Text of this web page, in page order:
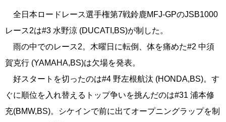
全日本ロードレース選手権第7戦鈴鹿MFJ-GPのJSB1000
レース2は#3 水野涼 (DUCATI,BS)が制した。
雨の中でのレース2。木曜日に転倒、体を痛めた#2 中須
賀克行 (YAMAHA,BS)は欠場を発表。
好スタートを切ったのは#4 野左根航汰 (HONDA,BS)。す
ぐに順位を入れ替えるトップ争いを挑んだのは#31 浦本修
充(BMW,BS)。シケインで前に出てオープニングラップを制